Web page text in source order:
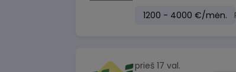
1200 - 4000 €/mėn.
prieš 17 val.